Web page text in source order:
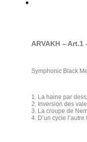
ARVAKH –
Symphonic Black
1. La haine par
2. Inversion des
3. La croupe de
4. D’un cycle l’autre